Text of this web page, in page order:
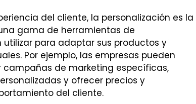
del cliente, la personalización es la
gama de herramientas de
para adaptar sus productos y
Por ejemplo, las empresas pueden
de marketing específicas,
y ofrecer precios y
del cliente.